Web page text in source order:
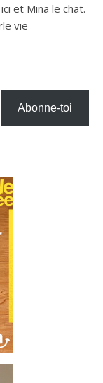
et Mina le chat.
vie
Abonne-toi